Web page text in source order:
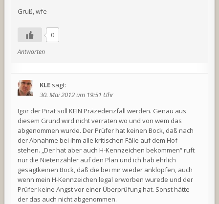
Gruß, wfe
0
Antworten
KLE sagt:
30. Mai 2012 um 19:51 Uhr
Igor der Pirat soll KEIN Präzedenzfall werden. Genau aus
diesem Grund wird nicht verraten wo und von wem das
abgenommen wurde. Der Prüfer hat keinen Bock, daß nach
der Abnahme bei ihm alle kritischen Fälle auf dem Hof
stehen. „Der hat aber auch H-Kennzeichen bekommen“ ruft
nur die Nietenzähler auf den Plan und ich hab ehrlich
gesagtkeinen Bock, daß die bei mir wieder anklopfen, auch
wenn mein H-Kennzeichen legal erworben wurede und der
Prüfer keine Angst vor einer Überprüfung hat. Sonst hätte
der das auch nicht abgenommen.